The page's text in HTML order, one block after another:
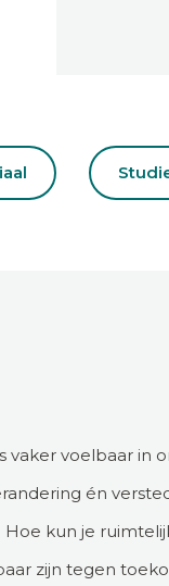
voelbaar in
én
kun je
zijn tegen